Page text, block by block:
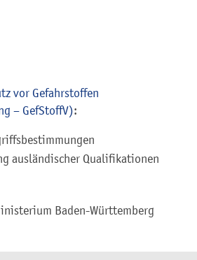
vor Gefahrstoffen
– GefStoffV):
ausländischer Qualifikationen
Baden-Württemberg